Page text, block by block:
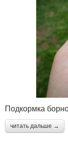
Подкормка
читать дальше →